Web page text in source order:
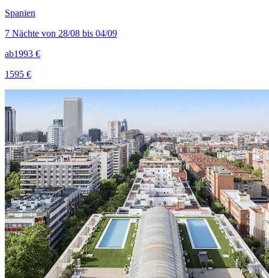
Spanien
7 Nächte von 28/08 bis 04/09
ab1993 €
1595 €